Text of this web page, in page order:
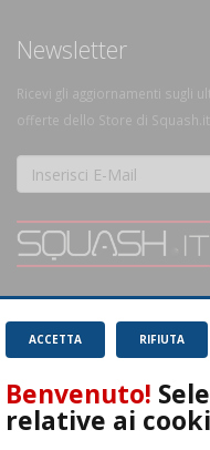
Newsletter
Ricevi gli aggiornamenti sugli
offerte dello Store di
magnifico sport.
Leggi
RIFIUTA
ACCETTA
Benvenuto!
relative ai